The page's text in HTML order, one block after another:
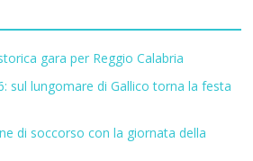
gara per Reggio Calabria
sul lungomare di Gallico torna la festa
di soccorso con la giornata della